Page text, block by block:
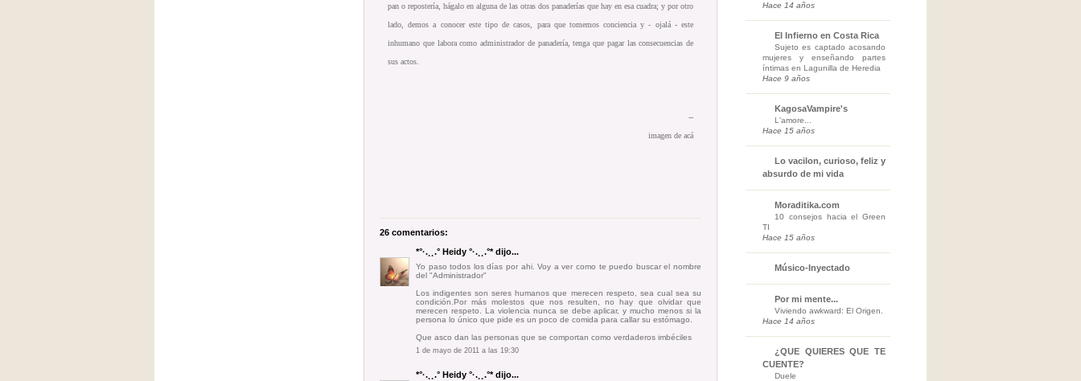
pan o repostería, hágalo en alguna de las otras dos panaderías que hay en esa cuadra; y por otro
lado, demos a conocer este tipo de casos, para que tomemos conciencia y - ojalá - este
inhumano que labora como administrador de panadería, tenga que pagar las consecuencias de
sus actos.
--
imagen de acá
26 comentarios:
*°·.¸¸.° Heidy °·.¸¸.°*dijo...
Yo paso todos los días por ahi. Voy a ver como te puedo buscar el nombre
del "Administrador"
Los indigentes son seres humanos que merecen respeto, sea cual sea su
condición.Por más molestos que nos resulten, no hay que olvidar que
merecen respeto. La violencia nunca se debe aplicar, y mucho menos si la
persona lo único que pide es un poco de comida para callar su estómago.
Que asco dan las personas que se comportan como verdaderos imbéciles
1 de mayo de 2011 a las 19:30
*°·.¸¸.° Heidy °·.¸¸.°*dijo...
Hace 14 años
El Infierno en Costa Rica
Sujeto es captado acosando
mujeres y enseñando partes
íntimas en Lagunilla de Heredia
Hace 9 años
KagosaVampire's
L'amore...
Hace 15 años
Lo vacilon, curioso, feliz y
absurdo de mi vida
Moraditika.com
10 consejos hacia el Green
TI
Hace 15 años
Músico-Inyectado
Por mi mente...
Viviendo awkward: El Origen.
Hace 14 años
¿QUE QUIERES QUE TE
CUENTE?
Duele